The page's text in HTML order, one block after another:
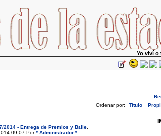
Yo viví o
Ordenar por:
Título
2014 - Entrega de Premios y Baile.
09-07 Por* Administrador *